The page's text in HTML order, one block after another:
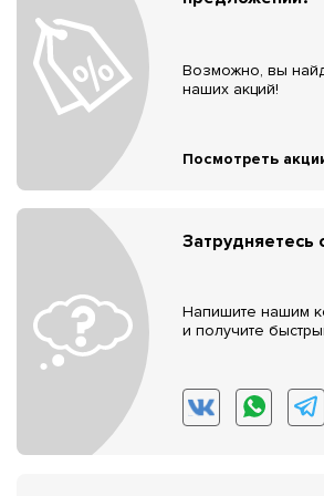
Возможно, вы
наших акций!
Посмотреть
Затрудняетесь
Напишите нашим
и получите